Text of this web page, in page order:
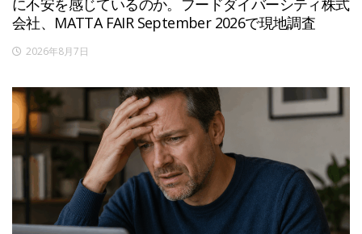
に不安を感じているのか。フードダイバーシティ株式
会社、MATTA FAIR September 2026で現地調査
2026年8月7日